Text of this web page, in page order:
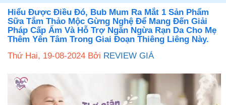
Hiểu Được Điều Đó, Bub Mum Ra Mắt 1 Sản Phẩm
Sữa Tắm Thảo Mộc Gừng Nghệ Để Mang Đến Giải
Pháp Cấp Ẩm Và Hỗ Trợ Ngăn Ngừa Rạn Da Cho Mẹ
Thêm Yên Tâm Trong Giai Đoạn Thiêng Liêng Này.
Thứ Hai, 19-08-2024 Bởi REVIEW GIÁ